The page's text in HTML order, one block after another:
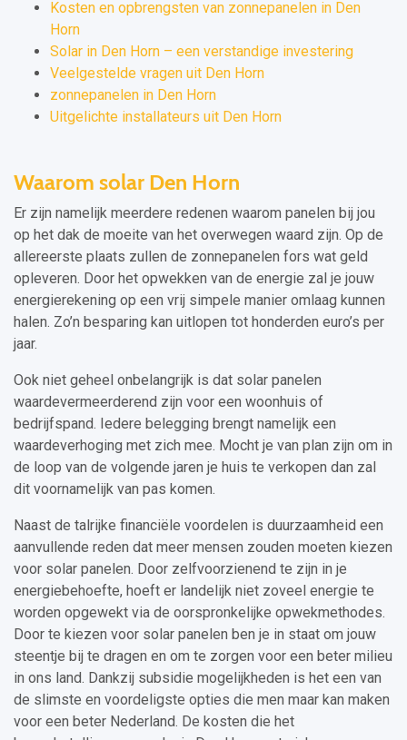
Kosten en opbrengsten van zonnepanelen in Den
Horn
Solar in Den Horn – een verstandige investering
Veelgestelde vragen uit Den Horn
zonnepanelen in Den Horn
Uitgelichte installateurs uit Den Horn
Waarom solar Den Horn
Er zijn namelijk meerdere redenen waarom panelen bij jou
op het dak de moeite van het overwegen waard zijn. Op de
allereerste plaats zullen de zonnepanelen fors wat geld
opleveren. Door het opwekken van de energie zal je jouw
energierekening op een vrij simpele manier omlaag kunnen
halen. Zo’n besparing kan uitlopen tot honderden euro’s per
jaar.
Ook niet geheel onbelangrijk is dat solar panelen
waardevermeerderend zijn voor een woonhuis of
bedrijfspand. Iedere belegging brengt namelijk een
waardeverhoging met zich mee. Mocht je van plan zijn om in
de loop van de volgende jaren je huis te verkopen dan zal
dit voornamelijk van pas komen.
Naast de talrijke financiële voordelen is duurzaamheid een
aanvullende reden dat meer mensen zouden moeten kiezen
voor solar panelen. Door zelfvoorzienend te zijn in je
energiebehoefte, hoeft er landelijk niet zoveel energie te
worden opgewekt via de oorspronkelijke opwekmethodes.
Door te kiezen voor solar panelen ben je in staat om jouw
steentje bij te dragen en om te zorgen voor een beter milieu
in ons land. Dankzij subsidie mogelijkheden is het een van
de slimste en voordeligste opties die men maar kan maken
voor een beter Nederland. De kosten die het